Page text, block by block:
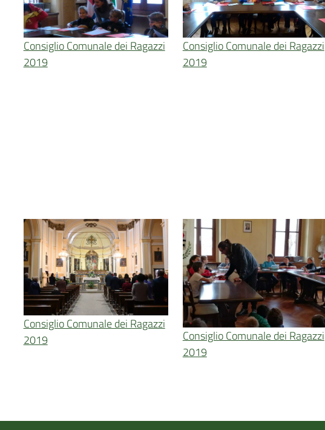
Consiglio Comunale dei Ragazzi
2019
Consiglio Comunale dei Ragazzi
2019
Consiglio Comunale dei Ragazzi
2019
Consiglio Comunale dei Ragazzi
2019